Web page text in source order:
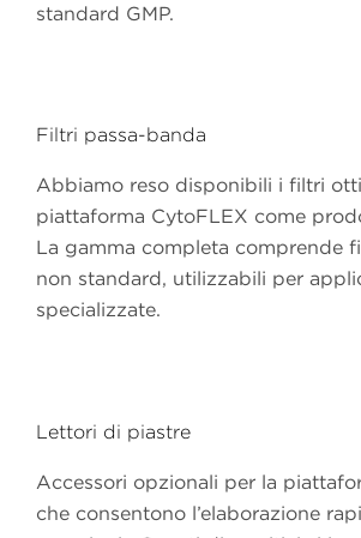
standard GMP.
Filtri passa-banda
Abbiamo reso disponibili i filtri
piattaforma CytoFLEX come
La gamma completa comprende
non standard, utilizzabili per
specializzate.
Lettori di piastre
Accessori opzionali per la
che consentono l’elaborazione